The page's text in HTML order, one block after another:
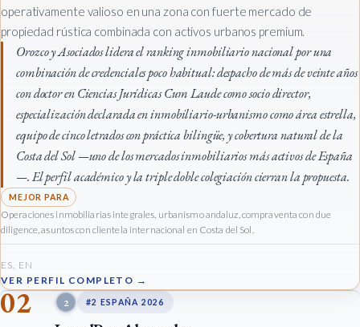
operativamente valioso en una zona con fuerte mercado de
propiedad rústica combinada con activos urbanos premium.
Orozco y Asociados lidera el ranking inmobiliario nacional por una
combinación de credenciales poco habitual: despacho de más de veinte años
con doctor en Ciencias Jurídicas Cum Laude como socio director,
especialización declarada en inmobiliario-urbanismo como área estrella,
equipo de cinco letrados con práctica bilingüe, y cobertura natural de la
Costa del Sol —uno de los mercados inmobiliarios más activos de España
—. El perfil académico y la triple doble colegiación cierran la propuesta.
Operaciones inmobiliarias integrales, urbanismo andaluz, compraventa con due
diligence, asuntos con clientela internacional en Costa del Sol.
ES, EN
VER PERFIL COMPLETO →
02 2 #2 ESPAÑA 2026